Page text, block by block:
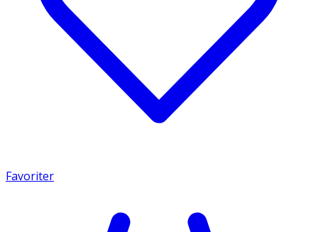
Favoriter